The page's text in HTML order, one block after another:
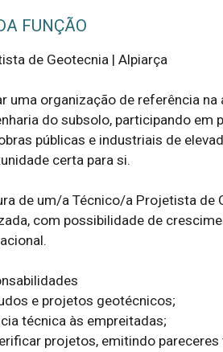
FUNÇÃO
de Geotecnia | Alpiarça
uma organização de referência
do subsolo, participando em
públicas e industriais de
certa para si.
de um/a Técnico/a Projetista de
com possibilidade de
e projetos geotécnicos;
técnica às empreitadas;
projetos, emitindo pareceres